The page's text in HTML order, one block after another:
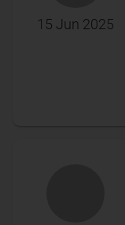
15 Jun 2025